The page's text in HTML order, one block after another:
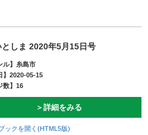
としま 2020年5月15日号
ル】糸島市
】2020-05-15
数】16
＞詳細をみる
ックを開く(HTML5版)